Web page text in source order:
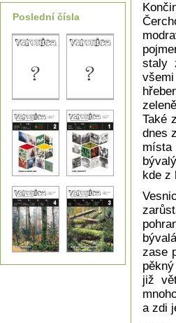
Poslední čísla
staly
Také
dnes
kde z
zase
již
a zdi